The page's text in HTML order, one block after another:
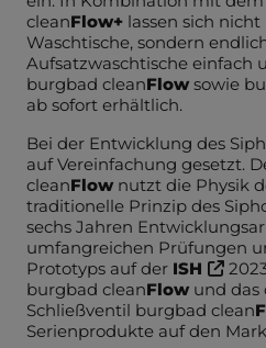
cleanFlow+ lassen sich
Waschtische, sondern
Aufsatzwaschtische einfach
burgbad cleanFlow sowie
ab sofort erhältlich.
Bei der Entwicklung des
auf Vereinfachung gesetzt.
cleanFlow nutzt die Physik
traditionelle Prinzip des
sechs Jahren
umfangreichen Prüfungen
Prototyps auf der ISH
burgbad cleanFlow und das
Schließventil burgbad clean
Serienprodukte auf den